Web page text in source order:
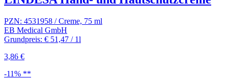
PZN: 4531958 / Creme, 75 ml
EB Medical GmbH
Grundpreis: € 51,47 / 1l
3,86 €
-11% **